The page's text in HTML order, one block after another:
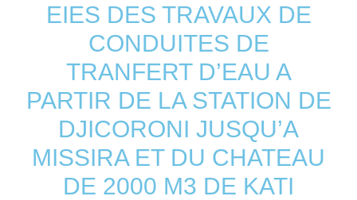
EIES DES TRAVAUX DE
CONDUITES DE
TRANFERT D’EAU A
PARTIR DE LA STATION DE
DJICORONI JUSQU’A
MISSIRA ET DU CHATEAU
DE 2000 M3 DE KATI